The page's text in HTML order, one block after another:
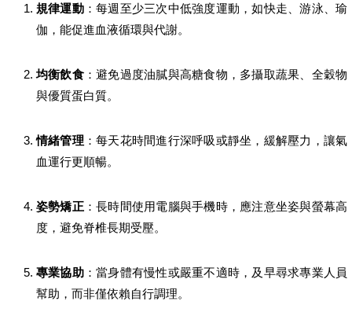
規律運動：每週至少三次中低強度運動，如快走、游泳、瑜
伽，能促進血液循環與代謝。
均衡飲食：避免過度油膩與高糖食物，多攝取蔬果、全穀物
與優質蛋白質。
情緒管理：每天花時間進行深呼吸或靜坐，緩解壓力，讓氣
血運行更順暢。
姿勢矯正：長時間使用電腦與手機時，應注意坐姿與螢幕高
度，避免脊椎長期受壓。
專業協助：當身體有慢性或嚴重不適時，及早尋求專業人員
幫助，而非僅依賴自行調理。